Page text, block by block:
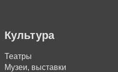
Культура
Театры
Музеи, выставки